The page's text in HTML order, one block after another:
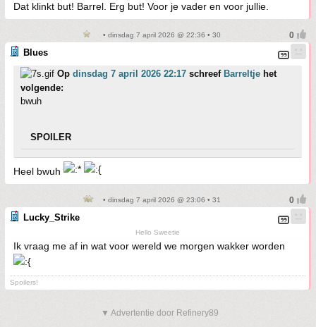
Dat klinkt but! Barrel. Erg but! Voor je vader en voor jullie.
• dinsdag 7 april 2026 @ 22:36 • 30
Blues
Op dinsdag 7 april 2026 22:17 schreef Barreltje het
volgende:
bwuh
SPOILER
Heel bwuh
• dinsdag 7 april 2026 @ 23:06 • 31
Lucky_Strike
Hello Sweetie
Ik vraag me af in wat voor wereld we morgen wakker worden
Spoilers!
▼ Advertentie door Refinery89